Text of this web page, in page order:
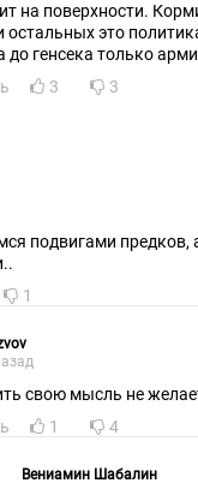
на поверхности.
остальных это
генсека только
3 3
подвигами предков,
1
свою мысль не
1 4
Вениамин Шабалин